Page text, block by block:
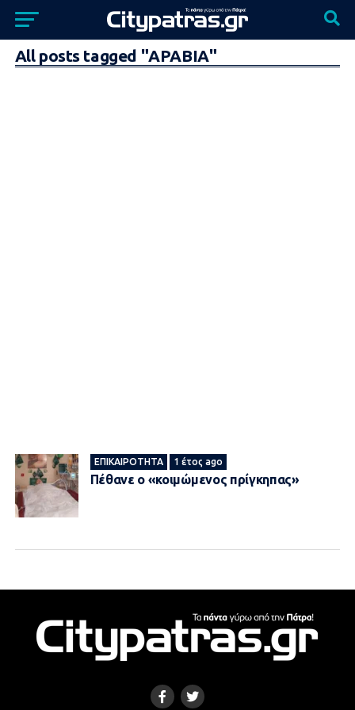
All posts tagged "ΑΡΑΒΙΑ"
ΕΠΙΚΑΙΡΌΤΗΤΑ 1 έτος ago
Πέθανε ο «κοιμώμενος πρίγκηπας»